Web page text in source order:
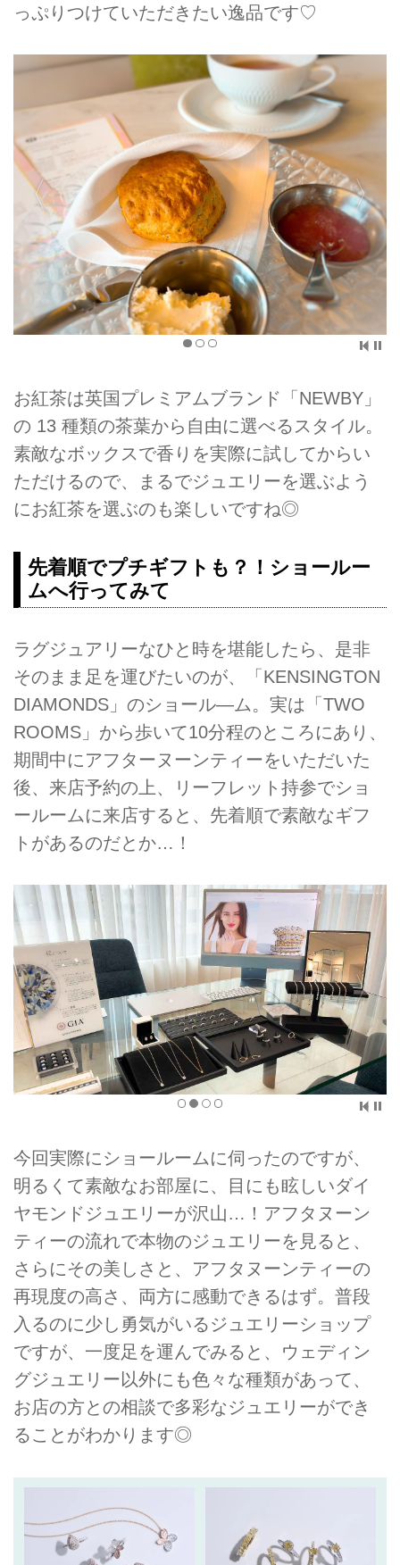
っぷりつけていただきたい逸品です♡
お紅茶は英国プレミアムブランド「NEWBY」
の 13 種類の茶葉から自由に選べるスタイル。
素敵なボックスで香りを実際に試してからい
ただけるので、まるでジュエリーを選ぶよう
にお紅茶を選ぶのも楽しいですね◎
先着順でプチギフトも？！ショールー
ムへ行ってみて
ラグジュアリーなひと時を堪能したら、是非
そのまま足を運びたいのが、「KENSINGTON
DIAMONDS」のショール―ム。実は「TWO
ROOMS」から歩いて10分程のところにあり、
期間中にアフターヌーンティーをいただいた
後、来店予約の上、リーフレット持参でショ
ールームに来店すると、先着順で素敵なギフ
トがあるのだとか…！
今回実際にショールームに伺ったのですが、
明るくて素敵なお部屋に、目にも眩しいダイ
ヤモンドジュエリーが沢山…！アフタヌーン
ティーの流れで本物のジュエリーを見ると、
さらにその美しさと、アフタヌーンティーの
再現度の高さ、両方に感動できるはず。普段
入るのに少し勇気がいるジュエリーショップ
ですが、一度足を運んでみると、ウェディン
グジュエリー以外にも色々な種類があって、
お店の方との相談で多彩なジュエリーができ
ることがわかります◎